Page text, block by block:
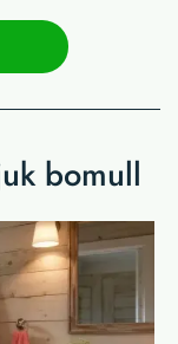
bomull